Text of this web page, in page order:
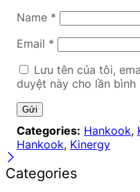
Name *
Email *
Lưu tên của tôi,
duyệt này cho lần
Categories: Hankook,
Hankook, Kinergy
Categories